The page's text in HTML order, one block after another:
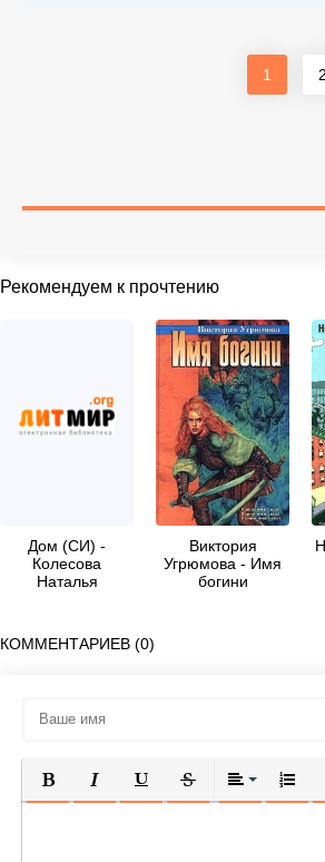
1 2
Рекомендуем к прочтению
Дом (СИ) -
Колесова
Наталья
Виктория
Угрюмова - Имя
богини
КОММЕНТАРИЕВ (0)
ПОЛУЖИРНЫЙ
КУРСИВПОДЧЕРКНУТЫЙ
ЗАЧЕРКНУТЫЙ